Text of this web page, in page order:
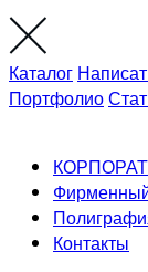
Каталог
Портфолио
Контакты